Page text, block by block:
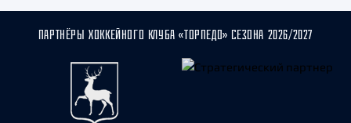
ПАРТНЁРЫ ХОККЕЙНОГО КЛУБА «ТОРПЕДО» СЕЗОНА 2026/2027